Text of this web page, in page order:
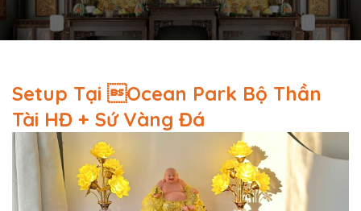
Setup Tại Ocean Park Bộ Thần
Tài HĐ + Sứ Vàng Đá